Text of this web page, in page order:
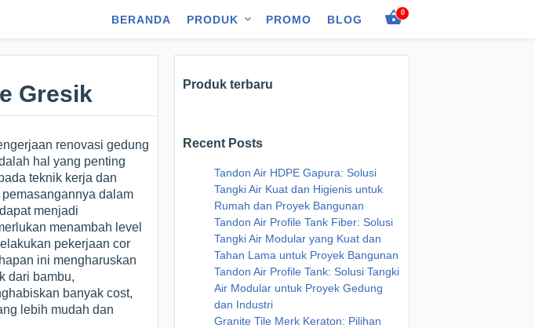
0
BERANDA PRODUK PROMO BLOG
Gresik
renovasi gedung
hal yang penting
teknik kerja dan
dalam
menjadi
menambah level
pekerjaan cor
ini mengharuskan
dari bambu,
banyak cost,
lebih mudah dan
Produk terbaru
Recent Posts
Tandon Air HDPE Gapura: Solusi
Tangki Air Kuat dan Higienis untuk
Rumah dan Proyek Bangunan
Tandon Air Profile Tank Fiber: Solusi
Tangki Air Modular yang Kuat dan
Tahan Lama untuk Proyek Bangunan
Tandon Air Profile Tank: Solusi Tangki
Air Modular untuk Proyek Gedung
dan Industri
Granite Tile Merk Keraton: Pilihan